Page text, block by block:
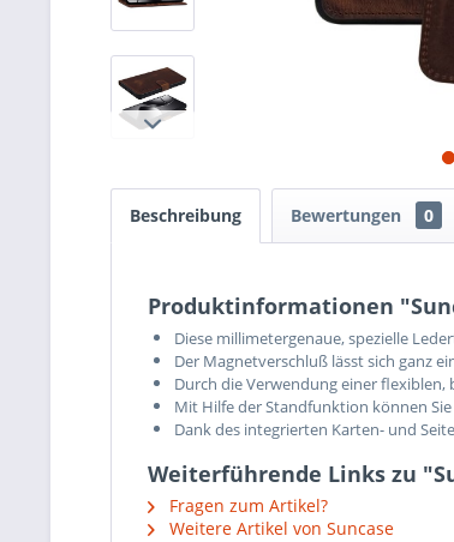
Beschreibung Bewertungen 0
Produktinformationen
Diese millimetergenaue, spezielle
Der Magnetverschluß lässt sich ganz
Durch die Verwendung einer
Mit Hilfe der Standfunktion können
Dank des integrierten Karten- und
Weiterführende Links zu
Fragen zum Artikel?
Weitere Artikel von Suncase